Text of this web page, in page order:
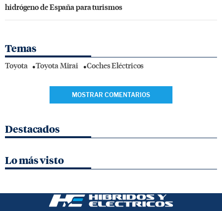
hidrógeno de España para turismos
Temas
Toyota Toyota Mirai Coches Eléctricos
MOSTRAR COMENTARIOS
Destacados
Lo más visto